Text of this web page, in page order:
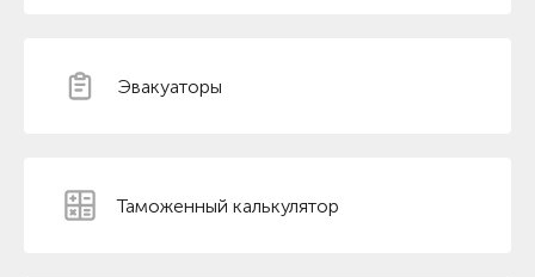
Эвакуаторы
Таможенный калькулятор